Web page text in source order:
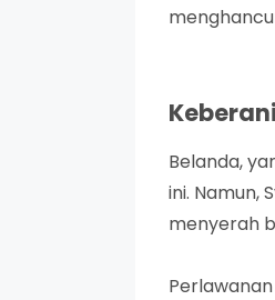
Belanda,
ini. Namun,
menyerah